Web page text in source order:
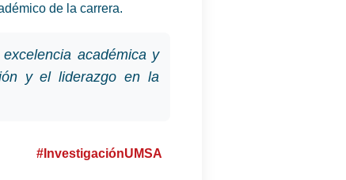
de la carrera.
académica y
y el liderazgo en la
#InvestigaciónUMSA